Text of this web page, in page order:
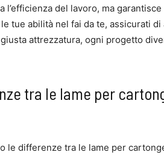
l’efficienza del lavoro, ma
tue abilità nel fai da te, assicurati
attrezzatura, ogni progetto
tra le lame per
le differenze tra le lame per